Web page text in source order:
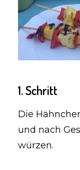
1. Schritt
Die
und nach
würzen.